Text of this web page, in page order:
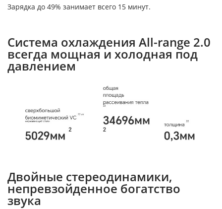
Зарядка до 49% занимает всего 15 минут.
Система охлаждения All-range 2.0
всегда мощная и холодная под
давлением
Двойные стереодинамики,
непревзойденное богатство
звука